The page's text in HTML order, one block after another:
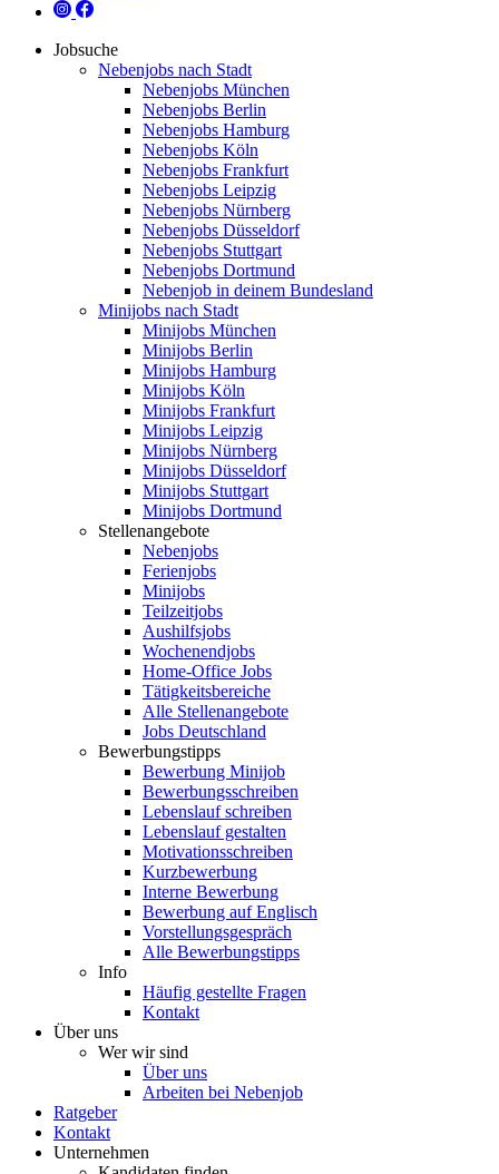
Jobsuche
Nebenjobs nach Stadt
Nebenjobs München
Nebenjobs Berlin
Nebenjobs Hamburg
Nebenjobs Köln
Nebenjobs Frankfurt
Nebenjobs Leipzig
Nebenjobs Nürnberg
Nebenjobs Düsseldorf
Nebenjobs Stuttgart
Nebenjobs Dortmund
Nebenjob in deinem Bundesland
Minijobs nach Stadt
Minijobs München
Minijobs Berlin
Minijobs Hamburg
Minijobs Köln
Minijobs Frankfurt
Minijobs Leipzig
Minijobs Nürnberg
Minijobs Düsseldorf
Minijobs Stuttgart
Minijobs Dortmund
Stellenangebote
Nebenjobs
Ferienjobs
Minijobs
Teilzeitjobs
Aushilfsjobs
Wochenendjobs
Home-Office Jobs
Tätigkeitsbereiche
Alle Stellenangebote
Jobs Deutschland
Bewerbungstipps
Bewerbung Minijob
Bewerbungsschreiben
Lebenslauf schreiben
Lebenslauf gestalten
Motivationsschreiben
Kurzbewerbung
Interne Bewerbung
Bewerbung auf Englisch
Vorstellungsgespräch
Alle Bewerbungstipps
Info
Häufig gestellte Fragen
Kontakt
Über uns
Wer wir sind
Über uns
Arbeiten bei Nebenjob
Ratgeber
Kontakt
Unternehmen